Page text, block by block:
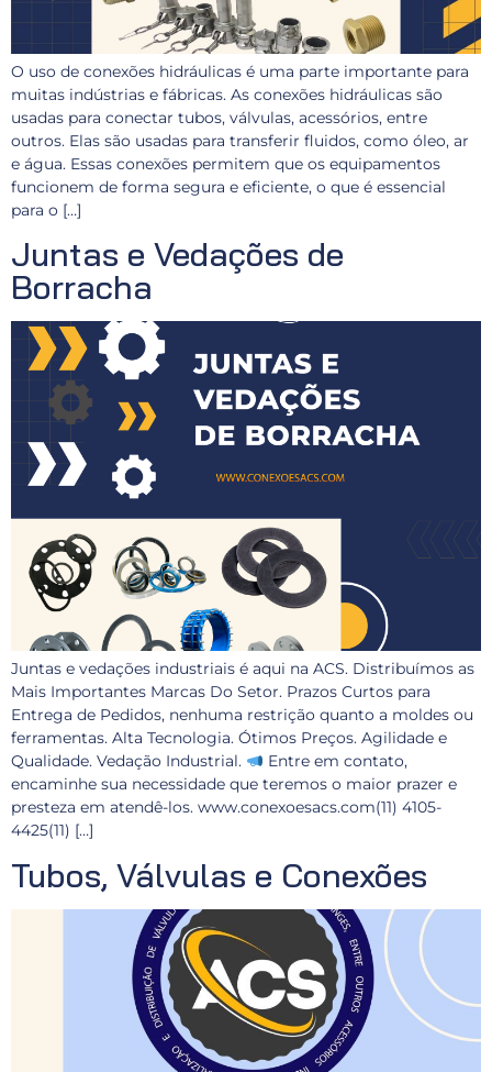
O uso de conexões hidráulicas é uma parte importante para
muitas indústrias e fábricas. As conexões hidráulicas são
usadas para conectar tubos, válvulas, acessórios, entre
outros. Elas são usadas para transferir fluidos, como óleo, ar
e água. Essas conexões permitem que os equipamentos
funcionem de forma segura e eficiente, o que é essencial
para o […]
Juntas e Vedações de
Borracha
Juntas e vedações industriais é aqui na ACS. Distribuímos as
Mais Importantes Marcas Do Setor. Prazos Curtos para
Entrega de Pedidos, nenhuma restrição quanto a moldes ou
ferramentas. Alta Tecnologia. Ótimos Preços. Agilidade e
Qualidade. Vedação Industrial.
Entre em contato,
encaminhe sua necessidade que teremos o maior prazer e
presteza em atendê-los. www.conexoesacs.com(11) 4105-
4425(11) […]
Tubos, Válvulas e Conexões